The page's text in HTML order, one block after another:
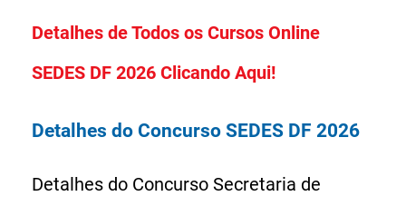
Detalhes de Todos os Cursos Online
SEDES DF 2026 Clicando Aqui!
Detalhes do Concurso SEDES DF 2026
Detalhes do Concurso Secretaria de